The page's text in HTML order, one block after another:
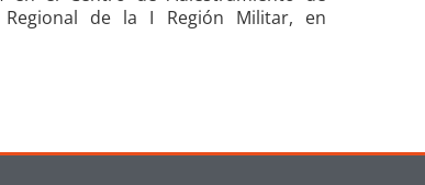
de la I Región Militar, en